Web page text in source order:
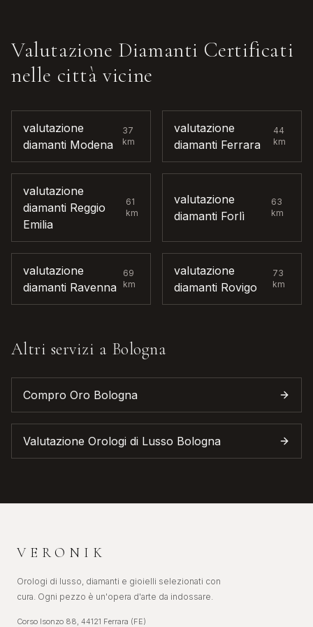
Valutazione Diamanti Certificati
nelle città vicine
valutazione
diamanti Modena
37
km
valutazione
diamanti Ferrara
44
km
valutazione
diamanti Reggio
Emilia
61
km
valutazione
diamanti Forlì
63
km
valutazione
diamanti Ravenna
69
km
valutazione
diamanti Rovigo
73
km
Altri servizi a Bologna
Compro Oro Bologna
Valutazione Orologi di Lusso Bologna
VERONIK
Orologi di lusso, diamanti e gioielli selezionati con
cura. Ogni pezzo è un'opera d'arte da indossare.
Corso Isonzo 88, 44121 Ferrara (FE)